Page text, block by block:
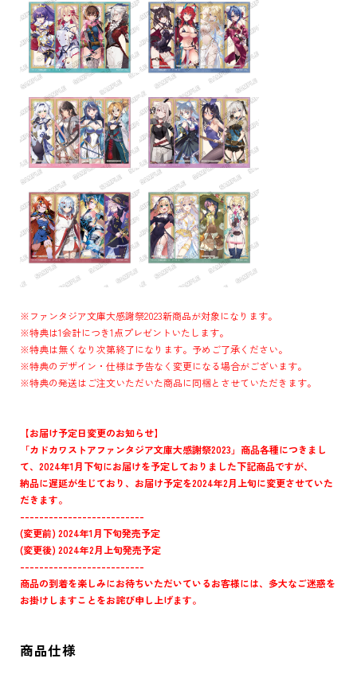
※ファンタジア文庫大感謝祭2023新商品が対象になります。
※特典は1会計につき1点プレゼントいたします。
※特典は無くなり次第終了になります。予めご了承ください。
※特典のデザイン・仕様は予告なく変更になる場合がございます。
※特典の発送はご注文いただいた商品に同梱とさせていただきます。
【お届け予定日変更のお知らせ】
「カドカワストアファンタジア文庫大感謝祭2023」商品各種につきまし
て、2024年1月下旬にお届けを予定しておりました下記商品ですが、
納品に遅延が生じており、お届け予定を2024年2月上旬に変更させていた
だきます。
--------------------------
(変更前) 2024年1月下旬発売予定
(変更後) 2024年2月上旬発売予定
--------------------------
商品の到着を楽しみにお待ちいただいているお客様には、多大なご迷惑を
お掛けしますことをお詫び申し上げます。
商品仕様